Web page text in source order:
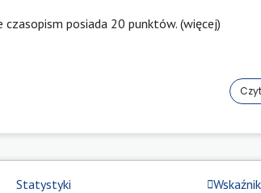
posiada 20 punktów. (więcej)
Statystyki